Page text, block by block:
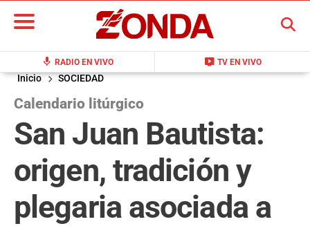
mic RADIO EN VIVO live_tv TV EN VIVO
BUSCAR
Inicio SOCIEDAD
Calendario litúrgico
San Juan Bautista:
origen, tradición y
plegaria asociada a